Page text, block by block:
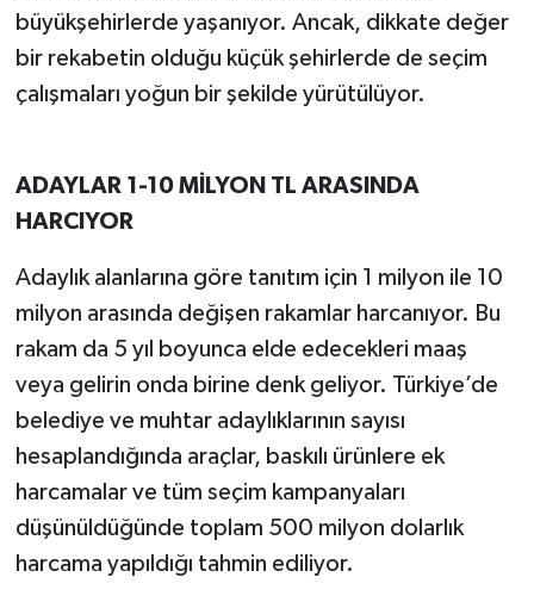
büyükşehirlerde yaşanıyor. Ancak, dikkate değer
bir rekabetin olduğu küçük şehirlerde de seçim
çalışmaları yoğun bir şekilde yürütülüyor.
ADAYLAR 1-10 MİLYON TL ARASINDA
HARCIYOR
Adaylık alanlarına göre tanıtım için 1 milyon ile 10
milyon arasında değişen rakamlar harcanıyor. Bu
rakam da 5 yıl boyunca elde edecekleri maaş
veya gelirin onda birine denk geliyor. Türkiye’de
belediye ve muhtar adaylıklarının sayısı
hesaplandığında araçlar, baskılı ürünlere ek
harcamalar ve tüm seçim kampanyaları
düşünüldüğünde toplam 500 milyon dolarlık
harcama yapıldığı tahmin ediliyor.